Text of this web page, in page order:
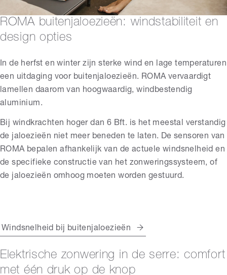
ROMA buitenjaloezieën: windstabiliteit en
design opties
In de herfst en winter zijn sterke wind en lage temperaturen
een uitdaging voor buitenjaloezieën. ROMA vervaardigt
lamellen daarom van hoogwaardig, windbestendig
aluminium.
Bij windkrachten hoger dan 6 Bft. is het meestal verstandig
de jaloezieën niet meer beneden te laten. De sensoren van
ROMA bepalen afhankelijk van de actuele windsnelheid en
de specifieke constructie van het zonweringssysteem, of
de jaloezieën omhoog moeten worden gestuurd.
Windsnelheid bij buitenjaloezieën
Elektrische zonwering in de serre: comfort
met één druk op de knop